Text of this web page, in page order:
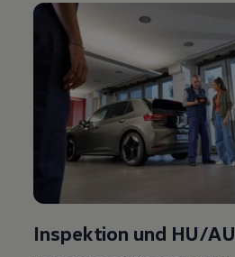
Inspektion und HU/AU